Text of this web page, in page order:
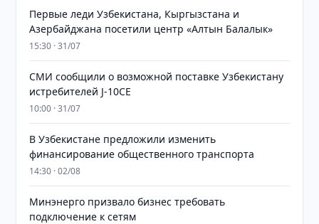
Первые леди Узбекистана, Кыргызстана и
Азербайджана посетили центр «Алтын Балалык»
15:30 · 31/07
СМИ сообщили о возможной поставке Узбекистану
истребителей J-10CE
10:00 · 31/07
В Узбекистане предложили изменить
финансирование общественного транспорта
14:30 · 02/08
Минэнерго призвало бизнес требовать
подключение к сетям